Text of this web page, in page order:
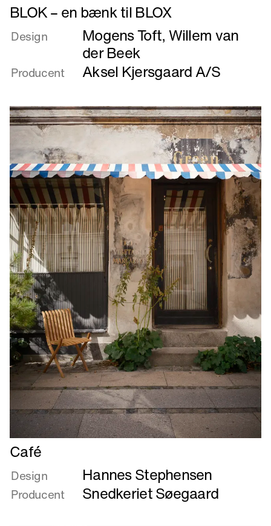
Læs
mere
om
–
bænk
til
BLOX
BLOK – en bænk til BLOX
Design Mogens Toft, Willem van
der Beek
Producent Aksel Kjersgaard A/S
Læs
mere
om
Café
Café
Design Hannes Stephensen
Snedkeriet Søegaard